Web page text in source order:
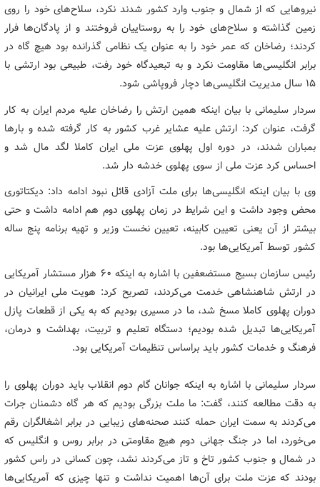
نیروهایی که از شمال و جنوب وارد کشور شدند نکرد، سلاح‌های خود را روی
زمین گذاشته و سلاح‌های خود را به روستاییان فروختند و از پادگان‌ها فرار
کردند؛ رضاخان که عمر خود را به عنوان یک نظامی گذرانده بود هیچ گاه در
برابر انگلیسی‌ها مقاومت نکرد و به تبعیدگاه خود رفت، طبیعی بود ارتشی با
۱۵ سال مدیریت انگلیسی‌ها دچار فروپاشی شود.
سردار سلیمانی با بیان اینکه همین ارتش را رضاخان علیه مردم ایران به کار
گرفت، عنوان کرد: ارتش علیه عشایر غرب کشور به کار گرفته شده و بارها
بمباران شدند، در دوره اول پهلوی عزت ملی ایران کاملا لگد مال شد و
احساس کرد عزت ملی از سوی پهلوی خدشه دار شد.
وی با بیان اینکه انگلیسی‌ها برای ملت آزادی قائل نبود ادامه داد: دیکتاتوری
محض وجود داشت و این شرایط در زمان پهلوی دوم هم ادامه داشت و حتی
بیشتر از آن یعنی تعیین کابینه، تعیین نخست وزیر و تهیه برنامه پنج ساله
کشور توسط آمریکایی‌ها بود.
رئیس سازمان بسیج مستضعفین با اشاره به اینکه ۶۰ هزار مستشار آمریکایی
در ارتش شاهنشاهی خدمت می‌کردند،‌ تصریح کرد: هویت ملی ایرانیان در
دوران پهلوی کاملا مسخ شد، ما در مسیری بودیم که به یکی از قطعات پازل
آمریکایی‌ها تبدیل شده بودیم؛ دستگاه تعلیم و تربیت، بهداشت و درمان،
فرهنگ و خدمات کشور باید براساس تنظیمات آمریکایی بود.
سردار سلیمانی با اشاره به اینکه جوانان گام دوم انقلاب باید دوران پهلوی را
به دقت مطالعه کنند، گفت: ما ملت بزرگی بودیم که هر گاه دشمنان جرات
می‌کردند به سمت ایران حمله کنند صحنه‌های زیبایی در برابر اشغالگران رقم
می‌خورد، اما در جنگ جهانی دوم هیچ مقاومتی در برابر روس و انگلیس که
در شمال و جنوب کشور تاخ و تاز می‌کردند نشد، چون کسانی در راس کشور
بودند که عزت ملت برای آن‌ها اهمیت نداشت و تنها چیزی که آمریکایی‌ها